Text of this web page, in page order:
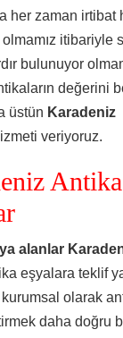
her zaman irtibat
itibariyle
bulunuyor
değerini
üstün Karadeniz
veriyoruz.
alanlar
eşyalara teklif
olarak
daha doğru